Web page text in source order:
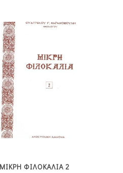
ΜΙΚΡΗ ΦΙΛΟΚΑΛΙΑ 2